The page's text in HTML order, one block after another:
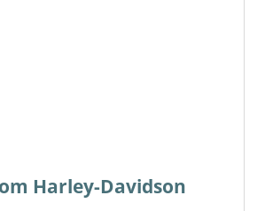
Harley-Davidson